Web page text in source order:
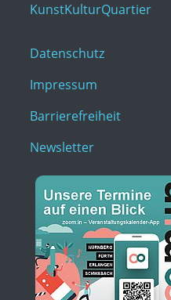
KunstKulturQuartier
Datenschutz
Impressum
Barrierefreiheit
Newsletter